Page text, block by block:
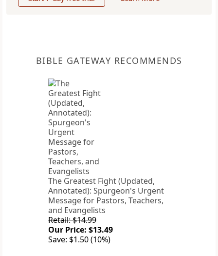
BIBLE GATEWAY RECOMMENDS
The Greatest Fight (Updated,
Annotated): Spurgeon's Urgent
Message for Pastors, Teachers,
and Evangelists
Retail: $14.99
Our Price: $13.49
Save: $1.50 (10%)